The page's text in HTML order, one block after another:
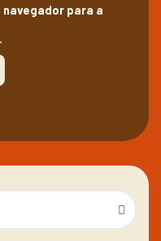
navegador para a